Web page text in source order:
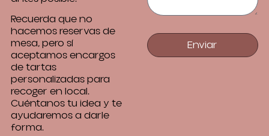
Recuerda que no
hacemos reservas de
mesa, pero sí
aceptamos encargos
de tartas
personalizadas para
recoger en local.
Cuéntanos tu idea y te
ayudaremos a darle
forma.
Enviar